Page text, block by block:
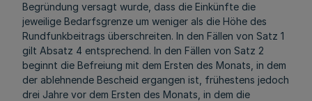
Begründung versagt wurde, dass die Einkünfte die
jeweilige Bedarfsgrenze um weniger als die Höhe des
Rundfunkbeitrags überschreiten. In den Fällen von Satz 1
gilt Absatz 4 entsprechend. In den Fällen von Satz 2
beginnt die Befreiung mit dem Ersten des Monats, in dem
der ablehnende Bescheid ergangen ist, frühestens jedoch
drei Jahre vor dem Ersten des Monats, in dem die